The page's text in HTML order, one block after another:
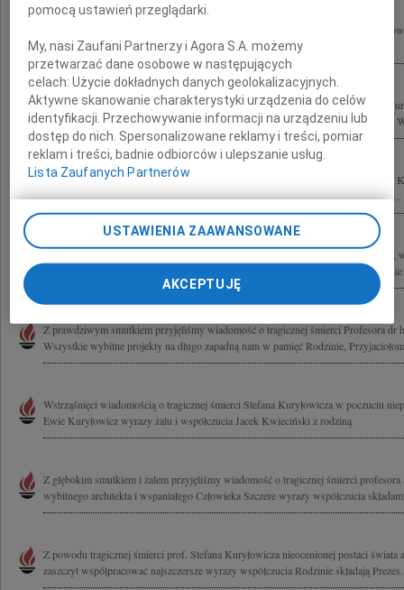
6 czerwca 2011 roku zginął tragicznie wspaniały Kolega i Przyjaciel Stefan
zza oceanu łączymy się myślami ze wszystkimi, których ta tragedia boleśnie...
Z powodu tragicznej śmierci naszego Kolegi, wybitnego architekta prof. Stefana
Przyjaciołom oraz Współpracownikom składamy wyrazy głębokiego współczucia.
Z wielkim smutkiem i żalem żegnam tragicznie zmarłego Kolegę profesora
tragedii składam wyrazy współczucia prof. Ewie Kuryłowicz wszystkim Bliskim i...
Z wielkim żalem przyjęliśmy wiadomość o tragicznej śmierci wybitnego architekta,
Konkursu Polski Cement w Architekturze prof. arch. Stefana Kuryłowicza Rodzinie
Z prawdziwym smutkiem przyjęliśmy wiadomość o tragicznej śmierci Profesora dr
Wszystkie wybitne projekty na długo zapadną nam w pamięć Rodzinie,
Wstrząśnięci wiadomością o tragicznej śmierci Stefana Kuryłowicza w poczuciu
Ewie Kuryłowicz wyrazy żalu i współczucia Jacek Kwieciński z rodziną
Z głębokim smutkiem i żalem przyjęliśmy wiadomość o tragicznej śmierci profesora
wybitnego architekta i wspaniałego Człowieka Szczere wyrazy współczucia
Z powodu tragicznej śmierci prof. Stefana Kuryłowicza nieocenionej postaci świata
zaszczyt współpracować najszczersze wyrazy współczucia Rodzinie składają
pomocą ustawień przeglądarki.
My, nasi Zaufani Partnerzy i Agora S.A. możemy
przetwarzać dane osobowe w następujących
celach:Użycie dokładnych danych geolokalizacyjnych.
Aktywne skanowanie charakterystyki urządzenia do celów
identyfikacji. Przechowywanie informacji na urządzeniu lub
dostęp do nich. Spersonalizowane reklamy i treści, pomiar
reklam i treści, badnie odbiorców i ulepszanie usług.
Lista Zaufanych Partnerów
USTAWIENIA ZAAWANSOWANE
AKCEPTUJĘ